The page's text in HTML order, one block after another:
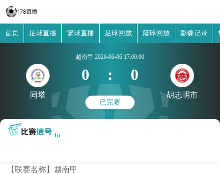
首页 足球直播 篮球直播 足球回放 篮球回放 影像记录
同塔
越南甲 2026-06-06 17:00:00
0 : 0
已完赛
胡志明市
【联赛名称】 越南甲